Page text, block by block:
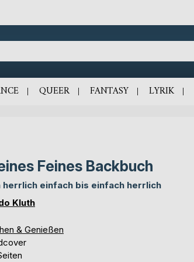
QUEER FANTASY LYRIK
Feines Backbuch
herrlich einfach bis einfach herrlich
Kluth
& Genießen